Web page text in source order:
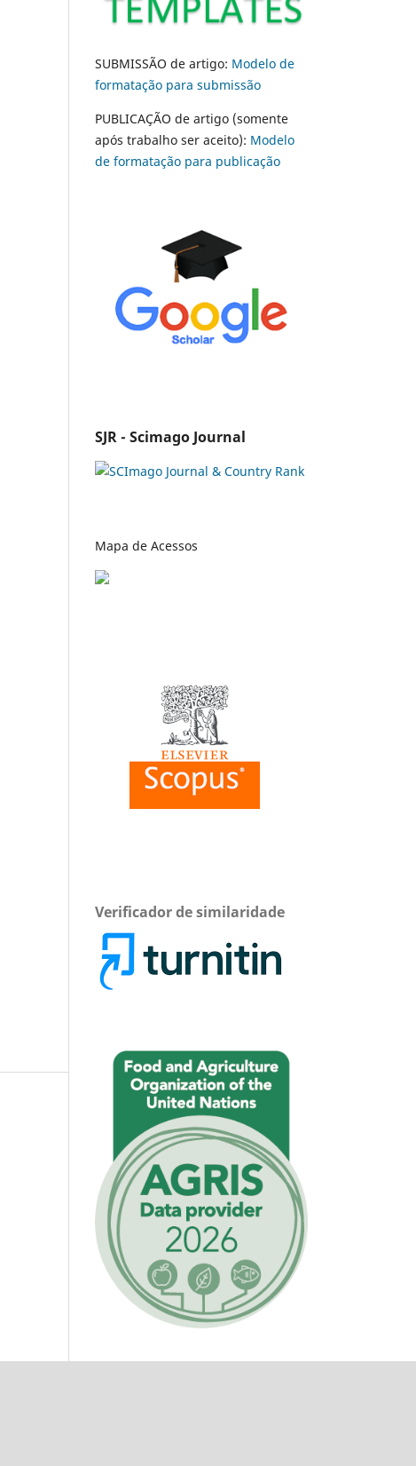
SUBMISSÃO de artigo: Modelo de
formatação para submissão
PUBLICAÇÃO de artigo (somente
após trabalho ser aceito): Modelo
de formatação para publicação
SJR - Scimago Journal
Mapa de Acessos
Verificador de similaridade